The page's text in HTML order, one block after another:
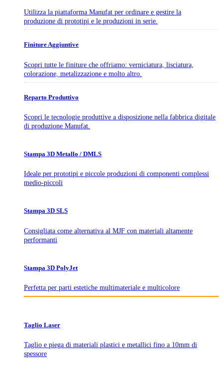
Utilizza la piattaforma Manufat per ordinare e gestire la
produzione di prototipi e le produzioni in serie.
Finiture Aggiuntive
Scopri tutte le finiture che offriamo: verniciatura, lisciatura,
colorazione, metalizzazione e molto altro.
Reparto Produttivo
Scopri le tecnologie produttive a disposizione nella fabbrica digitale
di produzione Manufat.
Stampa 3D Metallo / DMLS
Ideale per prototipi e piccole produzioni di componenti complessi
medio-piccoli
Stampa 3D SLS
Consigliata come alternativa al MJF con materiali altamente
performanti
Stampa 3D PolyJet
Perfetta per parti estetiche multimateriale e multicolore
Taglio Laser
Taglio e piega di materiali plastici e metallici fino a 10mm di
spessore